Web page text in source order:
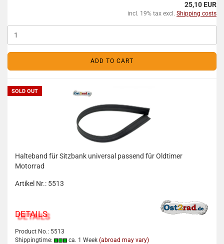
25,10 EUR
incl. 19% tax excl. Shipping costs
ADD TO CART
SOLD OUT
Halteband für Sitzbank universal passend für Oldtimer
Motorrad
Artikel Nr.: 5513
DETAILS
Product No.: 5513
Shippingtime:
ca. 1 Week (abroad may vary)